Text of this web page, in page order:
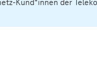
Kund*innen der